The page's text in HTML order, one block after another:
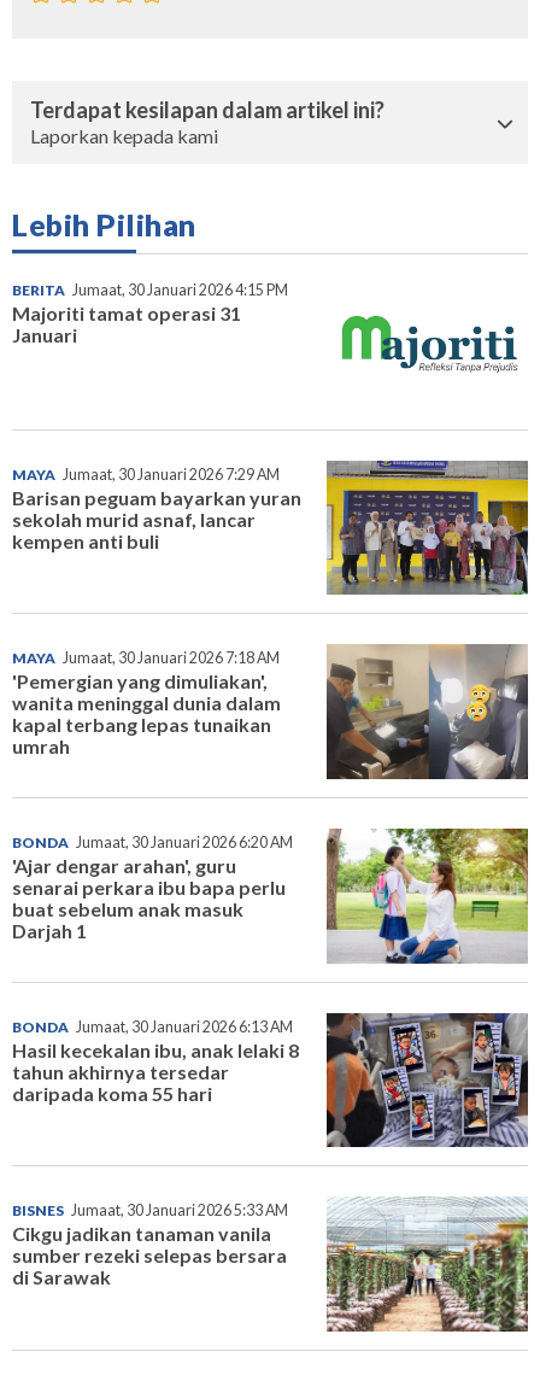
Terdapat kesilapan dalam artikel ini?
Laporkan kepada kami
Lebih Pilihan
BERITA Jumaat, 30 Januari 2026 4:15 PM
Majoriti tamat operasi 31
Januari
MAYA Jumaat, 30 Januari 2026 7:29 AM
Barisan peguam bayarkan yuran
sekolah murid asnaf, lancar
kempen anti buli
MAYA Jumaat, 30 Januari 2026 7:18 AM
'Pemergian yang dimuliakan',
wanita meninggal dunia dalam
kapal terbang lepas tunaikan
umrah
BONDA Jumaat, 30 Januari 2026 6:20 AM
'Ajar dengar arahan', guru
senarai perkara ibu bapa perlu
buat sebelum anak masuk
Darjah 1
BONDA Jumaat, 30 Januari 2026 6:13 AM
Hasil kecekalan ibu, anak lelaki 8
tahun akhirnya tersedar
daripada koma 55 hari
BISNES Jumaat, 30 Januari 2026 5:33 AM
Cikgu jadikan tanaman vanila
sumber rezeki selepas bersara
di Sarawak